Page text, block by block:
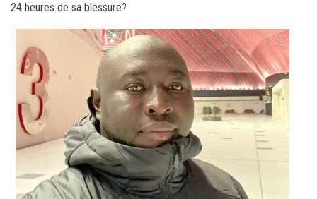
24 heures de sa blessure?